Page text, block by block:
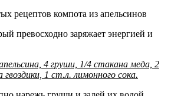
превосходно заряжает энергией и
4 груши, 1/4 стакана меда, 2
1 ст.л. лимонного сока.